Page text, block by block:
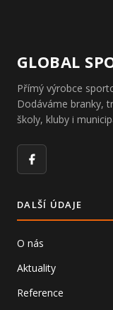
GLOBAL
Přímý výrobce
Dodáváme branky,
školy, kluby i
Facebook
DALŠÍ ÚDAJE
O nás
Aktuality
Reference